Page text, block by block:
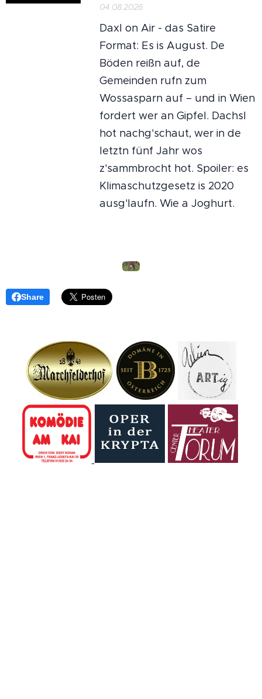
04.08.2026
Daxl on Air - das Satire
Format: Es is August. De
Böden reißn auf, de
Gemeinden rufn zum
Wossasparn auf – und in Wien
fordert wer an Gipfel. Dachsl
hot nachg'schaut, wer in de
letztn fünf Jahr wos
z'sammbrocht hot. Spoiler: es
Klimaschutzgesetz is 2020
ausg'laufn. Wie a Joghurt.
Share